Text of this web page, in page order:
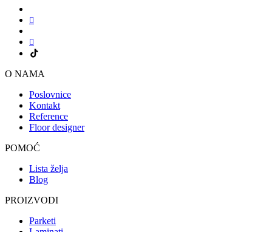
O NAMA
Poslovnice
Kontakt
Reference
Floor designer
POMOĆ
Lista želja
Blog
PROIZVODI
Parketi